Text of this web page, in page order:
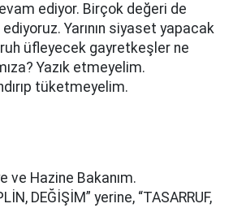
ediyor. Birçok değeri de
Yarının siyaset yapacak
üfleyecek gayretkeşler ne
Yazık etmeyelim.
tüketmeyelim.
ve Hazine Bakanım.
DEĞİŞİM” yerine, “TASARRUF,